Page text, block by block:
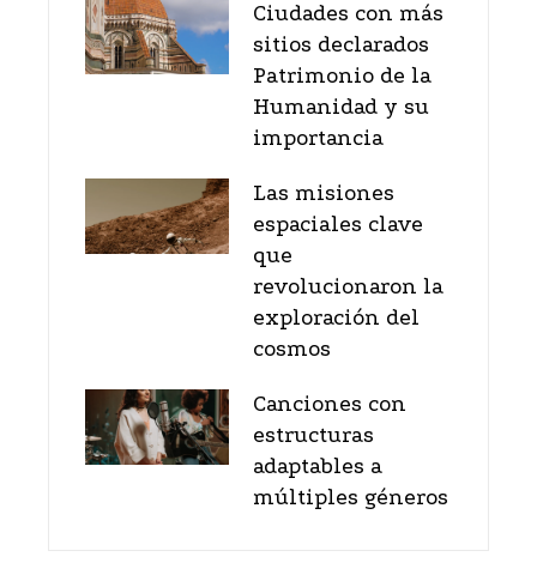
Ciudades con más
sitios declarados
Patrimonio de la
Humanidad y su
importancia
Las misiones
espaciales clave
que
revolucionaron la
exploración del
cosmos
Canciones con
estructuras
adaptables a
múltiples géneros